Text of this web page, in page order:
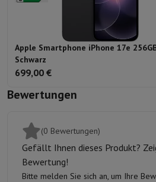
Apple Smartphone iPhone 17e
Schwarz
699,00 €
Bewertungen
(0 Bewertungen)
Gefällt Ihnen dieses Produkt?
Bewertung!
Bitte melden Sie sich an, um Ihre